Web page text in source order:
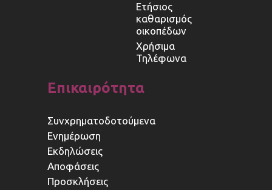
Ετήσιος
καθαρισμός
οικοπέδων
Χρήσιμα
Τηλέφωνα
Επικαιρότητα
Συνχρηματοδοτούμενα
Ενημέρωση
Εκδηλώσεις
Αποφάσεις
Προσκλήσεις